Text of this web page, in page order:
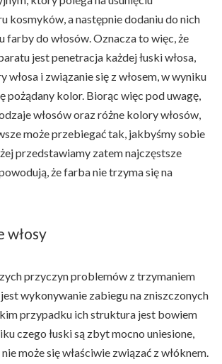
kosmyków, a następnie dodaniu do nich
farby do włosów. Oznacza to więc, że
jest penetracja każdej łuski włosa,
włosa i związanie się z włosem, w wyniku
pożądany kolor. Biorąc więc pod uwagę,
włosów oraz różne kolory włosów,
może przebiegać tak, jakbyśmy sobie
przedstawiamy zatem najczęstsze
że farba nie trzyma się na
włosy
przyczyn problemów z trzymaniem
wykonywanie zabiegu na zniszczonych
przypadku ich struktura jest bowiem
czego łuski są zbyt mocno uniesione,
może się właściwie związać z włóknem.